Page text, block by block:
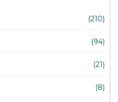
(210)
(94)
(21)
(8)